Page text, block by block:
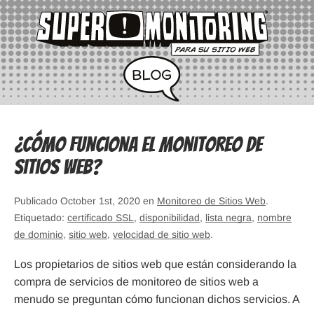
¿Cómo funciona el monitoreo de
sitios web?
Publicado October 1st, 2020 en Monitoreo de Sitios Web.
Etiquetado: certificado SSL , disponibilidad, lista negra, nombre
de dominio, sitio web, velocidad de sitio web.
Los propietarios de sitios web que están considerando la
compra de servicios de monitoreo de sitios web a
menudo se preguntan cómo funcionan dichos servicios. A